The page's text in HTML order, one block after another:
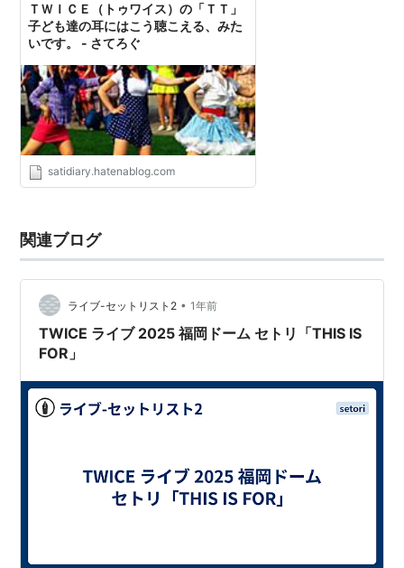
ＴＷＩＣＥ（トゥワイス）の「ＴＴ」
子ども達の耳にはこう聴こえる、みた
いです。 - さてろぐ
satidiary.hatenablog.com
関連ブログ
ライブ-セットリスト2 • 1年前
TWICE ライブ 2025 福岡ドーム セトリ「THIS IS
FOR」